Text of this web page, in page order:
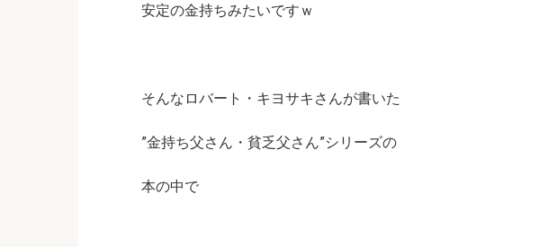
安定の金持ちみたいですｗ
そんなロバート・キヨサキさんが書いた
”金持ち父さん・貧乏父さん”シリーズの
本の中で